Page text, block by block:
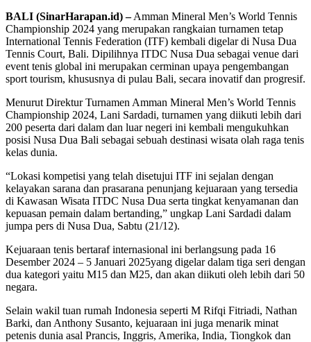
BALI (SinarHarapan.id) –Amman Mineral Men’s World Tennis
Championship 2024 yang merupakan rangkaian turnamen tetap
International Tennis Federation (ITF) kembali digelar di Nusa Dua
Tennis Court, Bali. Dipilihnya ITDC Nusa Dua sebagai venue dari
event tenis global ini merupakan cerminan upaya pengembangan
sport tourism, khususnya di pulau Bali, secara inovatif dan progresif.
Menurut Direktur Turnamen Amman Mineral Men’s World Tennis
Championship 2024, Lani Sardadi, turnamen yang diikuti lebih dari
200 peserta dari dalam dan luar negeri ini kembali mengukuhkan
posisi Nusa Dua Bali sebagai sebuah destinasi wisata olah raga tenis
kelas dunia.
“Lokasi kompetisi yang telah disetujui ITF ini sejalan dengan
kelayakan sarana dan prasarana penunjang kejuaraan yang tersedia
di Kawasan Wisata ITDC Nusa Dua serta tingkat kenyamanan dan
kepuasan pemain dalam bertanding,” ungkap Lani Sardadi dalam
jumpa pers di Nusa Dua, Sabtu (21/12).
Kejuaraan tenis bertaraf internasional ini berlangsung pada 16
Desember 2024 – 5 Januari 2025yang digelar dalam tiga seri dengan
dua kategori yaitu M15 dan M25, dan akan diikuti oleh lebih dari 50
negara.
Selain wakil tuan rumah Indonesia seperti M Rifqi Fitriadi, Nathan
Barki, dan Anthony Susanto, kejuaraan ini juga menarik minat
petenis dunia asal Prancis, Inggris, Amerika, India, Tiongkok dan